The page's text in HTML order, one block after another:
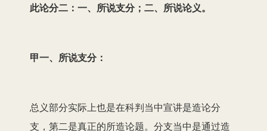
此论分二：一、所说支分；二、所说论义。
甲一、所说支分：
总义部分实际上也是在科判当中宣讲是造论分
支，第二是真正的所造论题。分支当中是通过造